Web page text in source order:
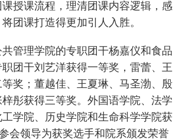
授课流程，理清团课内容逻辑，感
团课打造得更加引人入胜。
管理学院的专职团干杨嘉仪和食品
团干刘艺洋获得一等奖，雷蕾、王
奖；董越佳、王夏琳、马圣渤、殷
彤获得三等奖。外国语学院、法学
学院、历史学院和生命科学学院获
会领导为获奖选手和院系颁发荣誉